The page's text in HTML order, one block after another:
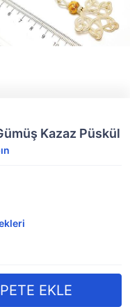
Kazaz Püskül